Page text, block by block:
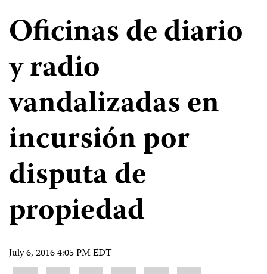
Oficinas de diario
y radio
vandalizadas en
incursión por
disputa de
propiedad
July 6, 2016 4:05 PM EDT
Share